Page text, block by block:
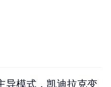
导模式，凯迪拉克变